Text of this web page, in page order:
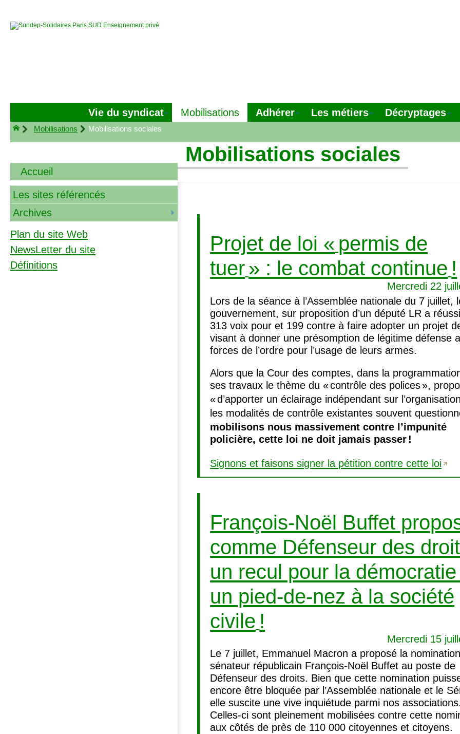
Vie du syndicat Mobilisations Adhérer Les métiers Décryptages
Mobilisations Mobilisations sociales
Mobilisations sociales
Projet de loi « permis de
tuer» : le combat continue !
Mercredi 22
Lors de la séance à l’Assemblée nationale du 7 juillet,
gouvernement, sur proposition d’un député LR a
313 voix pour et 199 contre à faire adopter un projet
visant à donner une présomption de légitime défense
forces de l’ordre pour l’usage de leurs armes.
Alors que la Cour des comptes, dans la
ses travaux le thème du «contrôle des polices»,
«d’apporter un éclairage indépendant sur
les modalités de contrôle existantes souvent
mobilisons nous massivement contre l’impunité
policière, cette loi ne doit jamais passer!
Signons et faisons signer la pétition contre cette loi
François-Noël Buffet
comme Défenseur des
un recul pour la
un pied-de-nez à la société
civile !
Mercredi 15
Le 7 juillet, Emmanuel Macron a proposé la
sénateur républicain François-Noël Buffet au poste de
Défenseur des droits. Bien que cette nomination
encore être bloquée par l’Assemblée nationale et le
elle suscite une vive inquiétude parmi nos associations.
Celles-ci sont pleinement mobilisées contre cette
aux côtés de près de 110 000 citoyennes et citoyens.
Accueil
Les sites référencés
Archives
Plan du site Web
NewsLetter du site
Définitions